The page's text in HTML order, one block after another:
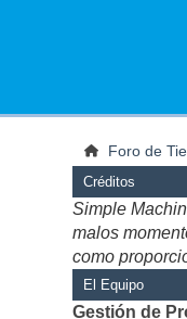
Foro de
Créditos
Simple
malos
como
El Equipo
Gestión de